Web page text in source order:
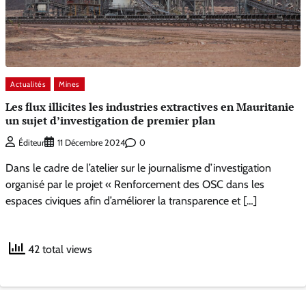
Actualités Mines
Les flux illicites les industries extractives en Mauritanie
un sujet d’investigation de premier plan
Éditeur 11 Décembre 2024 0
Dans le cadre de l’atelier sur le journalisme d’investigation
organisé par le projet « Renforcement des OSC dans les
espaces civiques afin d’améliorer la transparence et […]
42 total views